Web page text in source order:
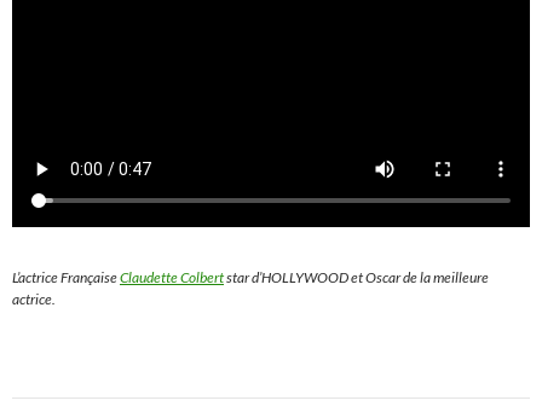
L’actrice FrançaiseClaudette Colbertstar d’HOLLYWOOD et Oscar de la meilleure
actrice.